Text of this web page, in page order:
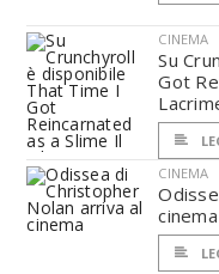
CINEMA
Su
Got
CINEMA
cinema